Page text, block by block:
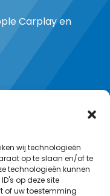
wij technologieën
op te slaan en/of te
technologieën kunnen
op deze site
of uw toestemming
Carplay en